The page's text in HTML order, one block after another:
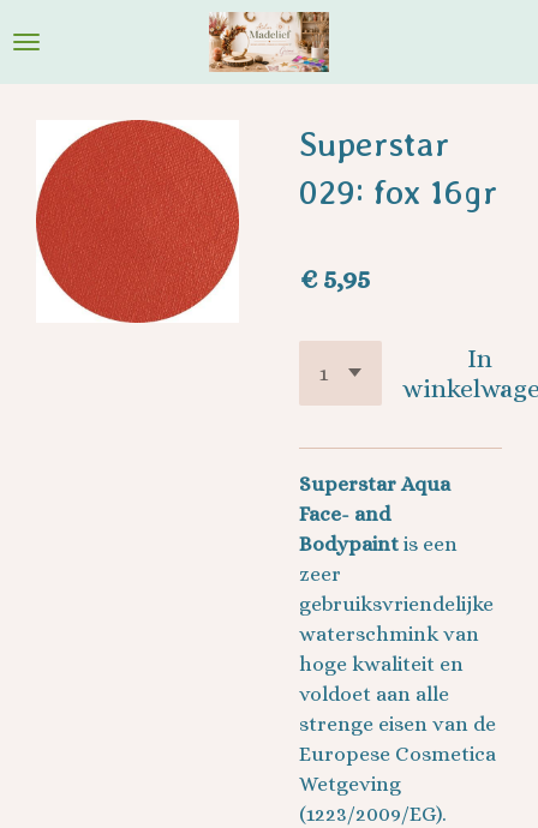
direct
naar
hoofdinhoud
Superstar
029: fox 16gr
€ 5,95
In
Superstar Aqua
Face- and
Bodypaint is een
zeer
gebruiksvriendelijke
waterschmink van
hoge kwaliteit en
voldoet aan alle
strenge eisen van de
Europese Cosmetica
Wetgeving
(1223/2009/EG).